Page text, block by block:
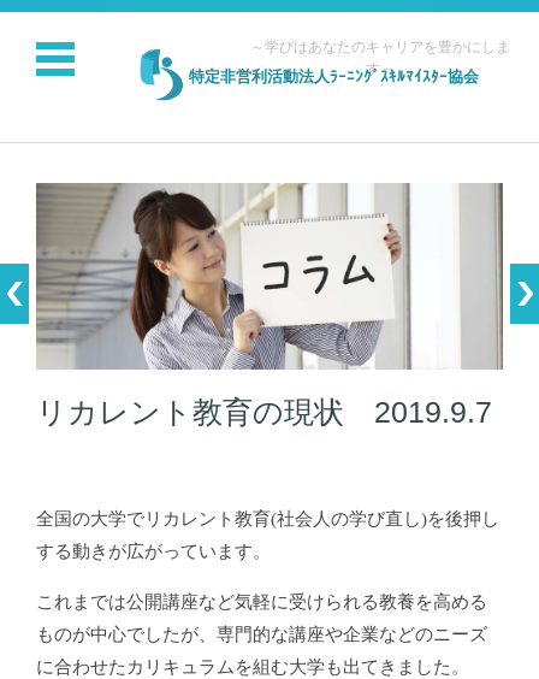
特定非営利活動法人ﾗｰﾆﾝｸﾞｽｷﾙﾏｲｽﾀｰ協会
～学びはあなたのキャリアを豊かにしま
す～
コンテンツに移動
リカレント教育の現状 2019.9.7
全国の大学でリカレント教育(社会人の学び直し)を後押し
する動きが広がっています。
これまでは公開講座など気軽に受けられる教養を高める
ものが中心でしたが、専門的な講座や企業などのニーズ
に合わせたカリキュラムを組む大学も出てきました。